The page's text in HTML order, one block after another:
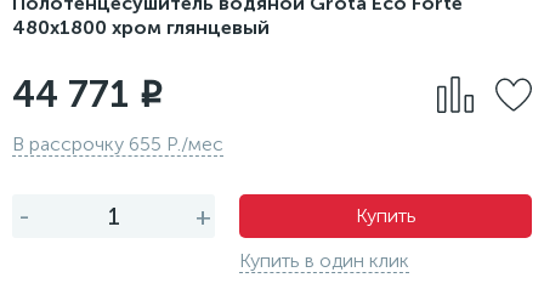
480x1800 хром глянцевый
44 771 i
В рассрочку 655 Р./мес
- +
Купить
Купить в один клик